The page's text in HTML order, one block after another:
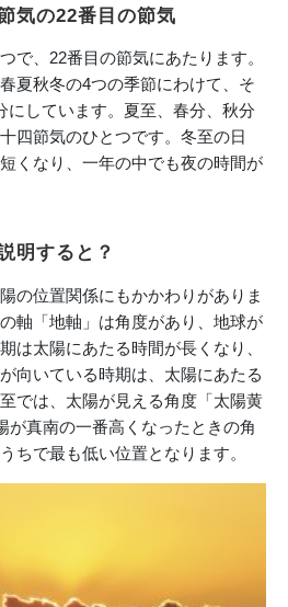
気の22番目の節気
で、22番目の節気にあたります。
夏秋冬の4つの季節にわけて、そ
にしています。夏至、春分、秋分
四節気のひとつです。冬至の日
くなり、一年の中でも夜の時間が
明すると？
の位置関係にもかかわりがありま
軸「地軸」は角度があり、地球が
は太陽にあたる時間が長くなり、
向いている時期は、太陽にあたる
では、太陽が見える角度「太陽黄
が真南の一番高くなったときの角
ちで最も低い位置となります。